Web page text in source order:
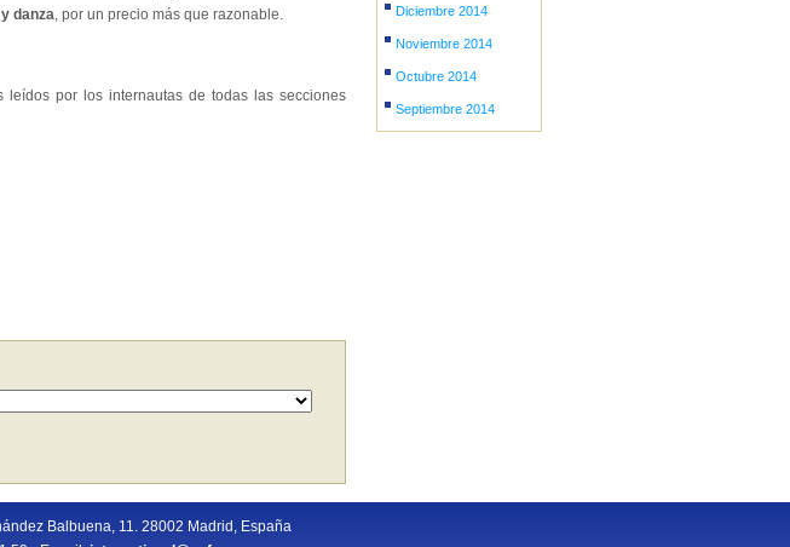
danza, por un precio más que razonable.
por los internautas de todas las secciones
Diciembre 2014
Noviembre 2014
Octubre 2014
Septiembre 2014
Balbuena, 11. 28002 Madrid, España